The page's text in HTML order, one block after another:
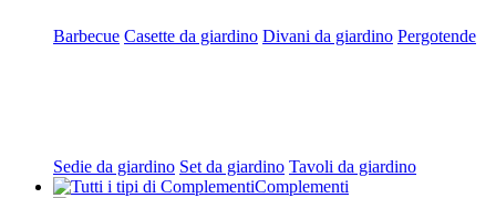
Barbecue Casette da giardino Divani da giardino Pergotende
Sedie da giardino Set da giardino Tavoli da giardino
Complementi